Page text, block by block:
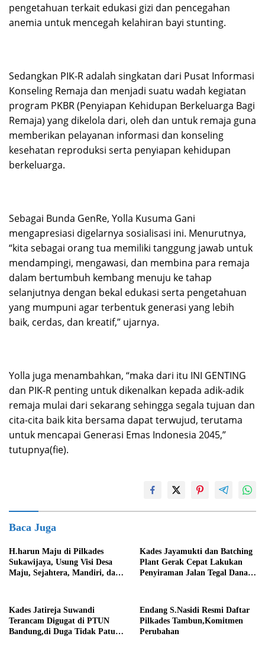
pengetahuan terkait edukasi gizi dan pencegahan
anemia untuk mencegah kelahiran bayi stunting.
Sedangkan PIK-R adalah singkatan dari Pusat Informasi
Konseling Remaja dan menjadi suatu wadah kegiatan
program PKBR (Penyiapan Kehidupan Berkeluarga Bagi
Remaja) yang dikelola dari, oleh dan untuk remaja guna
memberikan pelayanan informasi dan konseling
kesehatan reproduksi serta penyiapan kehidupan
berkeluarga.
Sebagai Bunda GenRe, Yolla Kusuma Gani
mengapresiasi digelarnya sosialisasi ini. Menurutnya,
“kita sebagai orang tua memiliki tanggung jawab untuk
mendampingi, mengawasi, dan membina para remaja
dalam bertumbuh kembang menuju ke tahap
selanjutnya dengan bekal edukasi serta pengetahuan
yang mumpuni agar terbentuk generasi yang lebih
baik, cerdas, dan kreatif,” ujarnya.
Yolla juga menambahkan, “maka dari itu INI GENTING
dan PIK-R penting untuk dikenalkan kepada adik-adik
remaja mulai dari sekarang sehingga segala tujuan dan
cita-cita baik kita bersama dapat terwujud, terutama
untuk mencapai Generasi Emas Indonesia 2045,”
tutupnya(fie).
Baca Juga
H.harun Maju di Pilkades
Sukawijaya, Usung Visi Desa
Maju, Sejahtera, Mandiri, dan
Kades Jayamukti dan Batching
Plant Gerak Cepat Lakukan
Penyiraman Jalan Tegal Danas
Kades Jatireja Suwandi
Terancam Digugat di PTUN
Bandung,di Duga Tidak Patuhi
Endang S.Nasidi Resmi Daftar
Pilkades Tambun,Komitmen
Perubahan